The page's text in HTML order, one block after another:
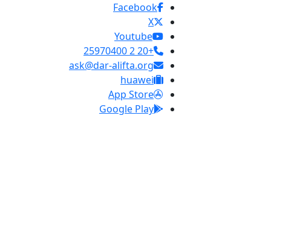
Facebook
X
Youtube
+20 2 25970400
ask@dar-alifta.org
huawei
App Store
Google Play